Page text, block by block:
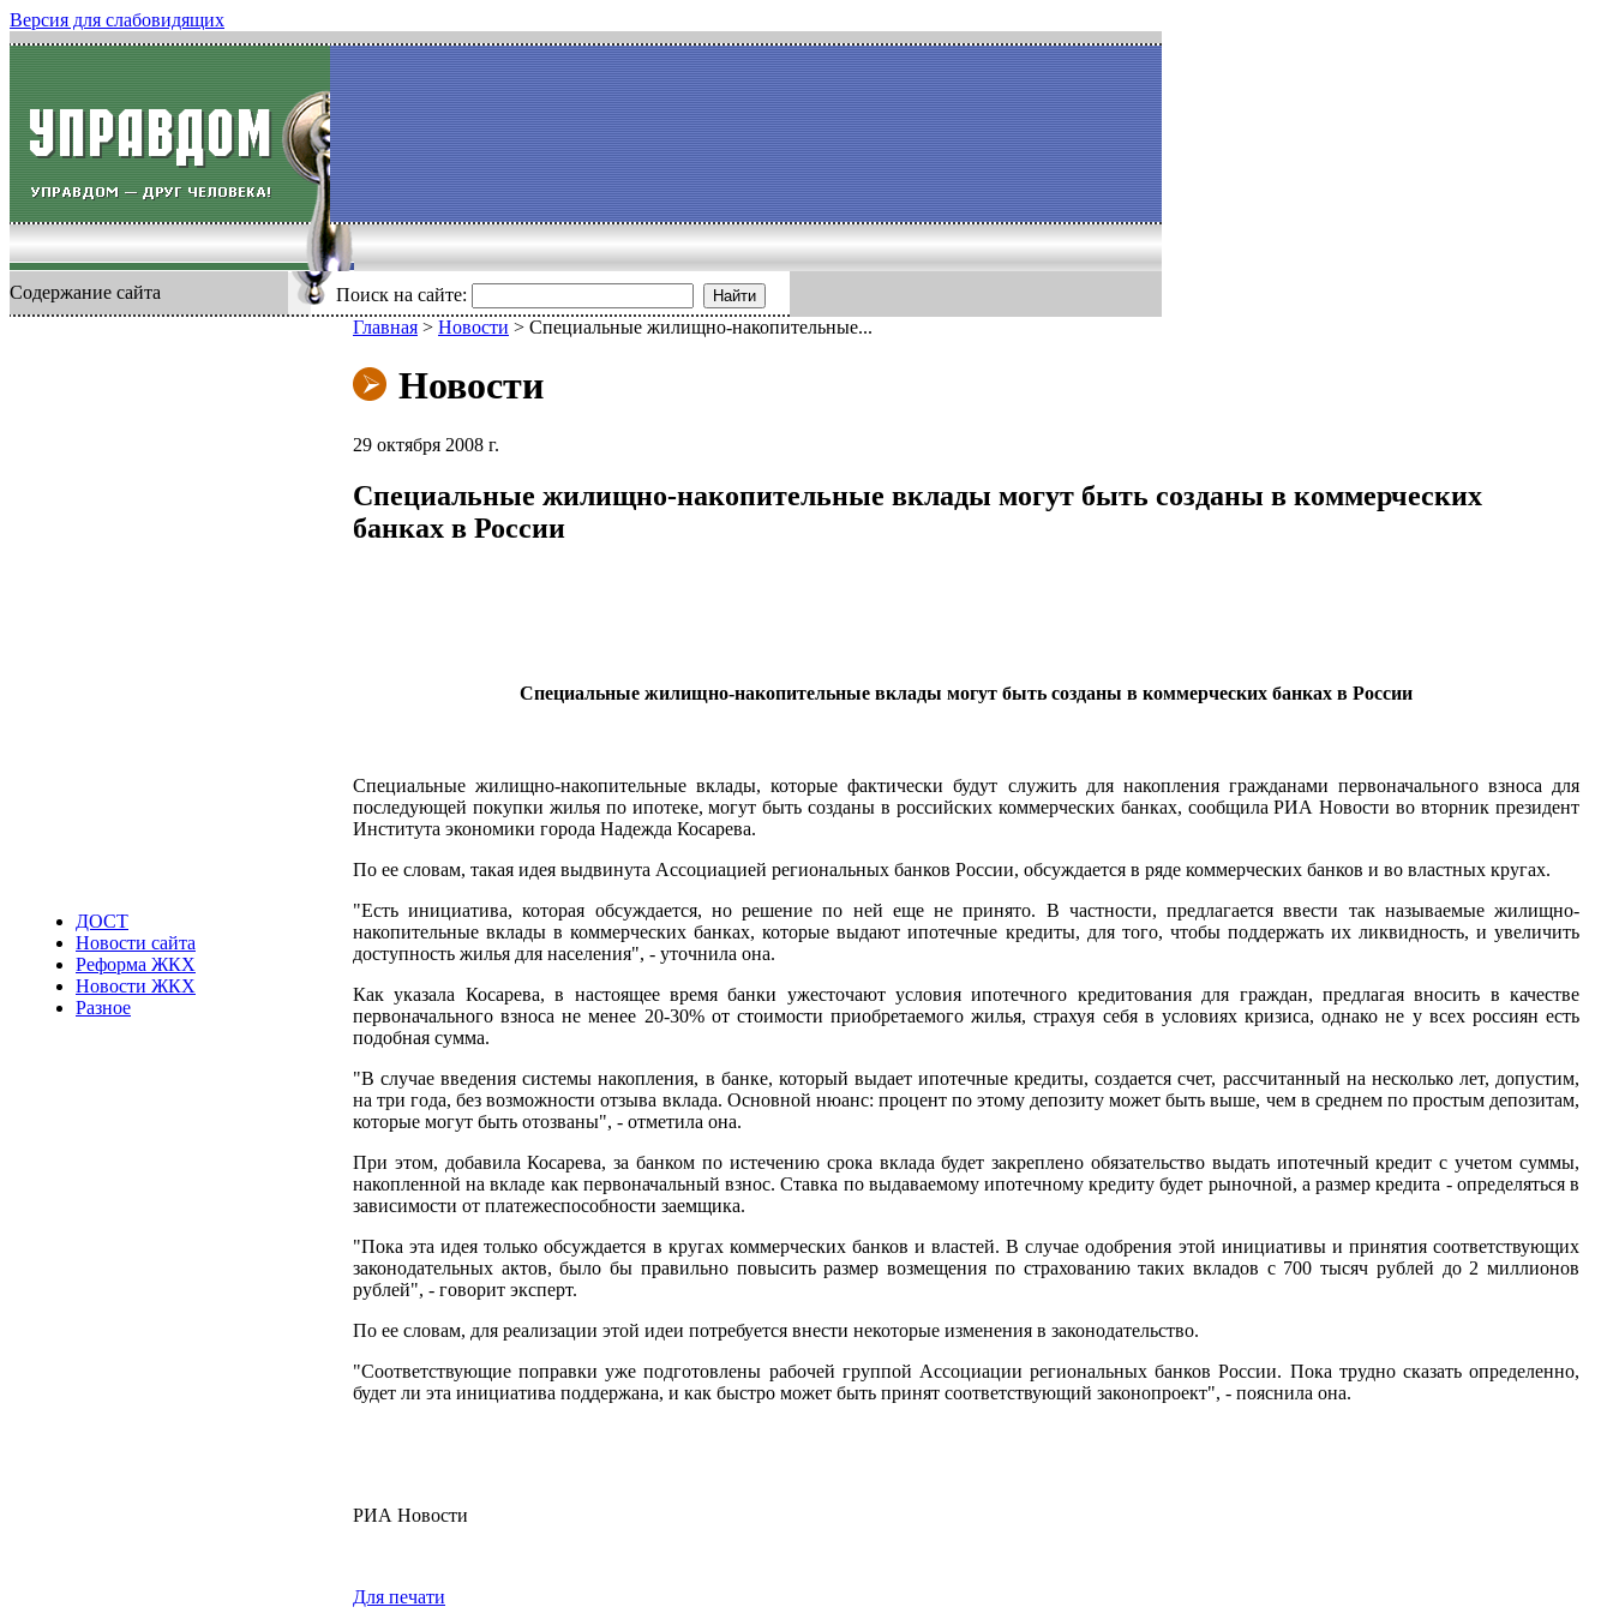
Версия для слабовидящих
Содержание сайта Поиск на сайте: Найти
ДОСТ
Новости сайта
Реформа ЖКХ
Новости ЖКХ
Разное
Главная > Новости > Специальные жилищно-накопительные...
Новости
29 октября 2008 г.
Специальные жилищно-накопительные вклады могут быть созданы в коммерческих
банках в России
Специальные жилищно-накопительные вклады могут быть созданы в коммерческих банках в России
Специальные жилищно-накопительные вклады, которые фактически будут служить для накопления гражданами первоначального взноса для
последующей покупки жилья по ипотеке, могут быть созданы в российских коммерческих банках, сообщила РИА Новости во вторник президент
Института экономики города Надежда Косарева.
По ее словам, такая идея выдвинута Ассоциацией региональных банков России, обсуждается в ряде коммерческих банков и во властных кругах.
"Есть инициатива, которая обсуждается, но решение по ней еще не принято. В частности, предлагается ввести так называемые жилищно-
накопительные вклады в коммерческих банках, которые выдают ипотечные кредиты, для того, чтобы поддержать их ликвидность, и увеличить
доступность жилья для населения", - уточнила она.
Как указала Косарева, в настоящее время банки ужесточают условия ипотечного кредитования для граждан, предлагая вносить в качестве
первоначального взноса не менее 20-30% от стоимости приобретаемого жилья, страхуя себя в условиях кризиса, однако не у всех россиян есть
подобная сумма.
"В случае введения системы накопления, в банке, который выдает ипотечные кредиты, создается счет, рассчитанный на несколько лет, допустим,
на три года, без возможности отзыва вклада. Основной нюанс: процент по этому депозиту может быть выше, чем в среднем по простым депозитам,
которые могут быть отозваны", - отметила она.
При этом, добавила Косарева, за банком по истечению срока вклада будет закреплено обязательство выдать ипотечный кредит с учетом суммы,
накопленной на вкладе как первоначальный взнос. Ставка по выдаваемому ипотечному кредиту будет рыночной, а размер кредита - определяться в
зависимости от платежеспособности заемщика.
"Пока эта идея только обсуждается в кругах коммерческих банков и властей. В случае одобрения этой инициативы и принятия соответствующих
законодательных актов, было бы правильно повысить размер возмещения по страхованию таких вкладов с 700 тысяч рублей до 2 миллионов
рублей", - говорит эксперт.
По ее словам, для реализации этой идеи потребуется внести некоторые изменения в законодательство.
"Соответствующие поправки уже подготовлены рабочей группой Ассоциации региональных банков России. Пока трудно сказать определенно,
будет ли эта инициатива поддержана, и как быстро может быть принят соответствующий законопроект", - пояснила она.
РИА Новости
Для печати